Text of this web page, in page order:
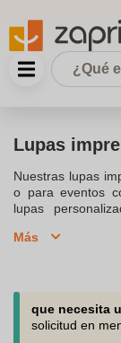
Lupas
Nuestras lupas
o para eventos
lupas
Personalízalas
resistentes y
promocionar tu
Más
que necesita
solicitud en